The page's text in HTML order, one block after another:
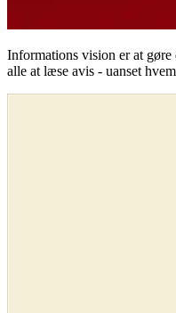
Informations vision er at
alle at læse avis - uanset